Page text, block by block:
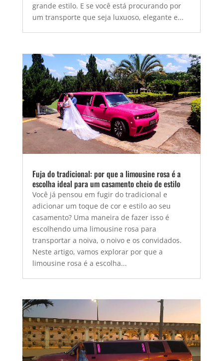
grande estilo. E se você está procurando por
um transporte que seja luxuoso, elegante e...
Fuja do tradicional: por que a limousine rosa é a
escolha ideal para um casamento cheio de estilo
Você já pensou em fugir do tradicional e
adicionar um toque de cor e estilo ao seu
casamento? Uma maneira de fazer isso é
escolhendo uma limousine rosa para
transportar a noiva, o noivo e os convidados.
Neste artigo, vamos explorar por que a
limousine rosa é a escolha...